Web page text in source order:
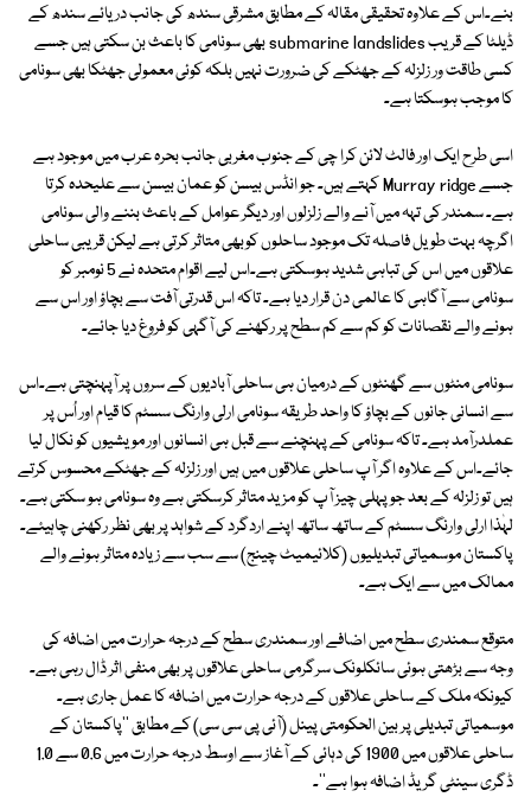
بنے۔اس کے علاوہ تحقیقی مقالہ کے مطابق مشرقی سندھ کی جانب دریائے سندھ کے
ڈیلٹا کے قریب submarine landslides بھی سونامی کا باعث بن سکتی ہیں جسے
کسی طاقت ور زلزلہ کے جھٹکے کی ضرورت نہیں بلکہ کوئی معمولی جھٹکا بھی سونامی
کا موجب ہوسکتا ہے۔
اسی طرح ایک اور فالٹ لائن کرا چی کے جنوب مغربی جانب بحرہ عرب میں موجود ہے
جسے Murray ridge کہتے ہیں۔ جو انڈس بیسن کو عمان بیسن سے علیحدہ کرتا
ہے۔ سمندر کی تہہ میں آنے والے زلزلوں اور دیگر عوامل کے باعث بننے والی سونامی
اگرچہ بہت طویل فاصلہ تک موجود ساحلوں کوبھی متاثر کرتی ہے لیکن قریبی ساحلی
علاقوں میں اس کی تباہی شدید ہوسکتی ہے۔اس لیے اقوام متحدہ نے 5 نومبر کو
سونامی سے آگاہی کا عالمی دن قرار دیا ہے۔ تاکہ اس قدرتی آفت سے بچاؤ اور اس سے
ہونے والے نقصانات کو کم سے کم سطح پر رکھنے کی آگہی کو فروغ دیا جائے۔
سونامی منٹوں سے گھنٹوں کے درمیان ہی ساحلی آبادیوں کے سروں پر آپہنچتی ہے۔اس
سے انسانی جانوں کے بچاؤ کا واحد طریقہ سونامی ارلی وارنگ سسٹم کا قیام اور اُس پر
عملدرآمد ہے۔ تاکہ سونامی کے پہنچنے سے قبل ہی انسانوں اور مویشیوں کو نکال لیا
جائے۔اس کے علاوہ اگر آپ ساحلی علاقوں میں ہیں اور زلزلہ کے جھٹکے محسوس کرتے
ہیں تو زلزلہ کے بعد جو پہلی چیز آپ کو مزید متاثر کرسکتی ہے وہ سونامی ہو سکتی ہے۔
لہٰذا ارلی وارنگ سسٹم کے ساتھ ساتھ اپنے اردگرد کے شواہد پر بھی نظر رکھنی چاہیئے۔
پاکستان موسمیاتی تبدیلیوں (کلائیمیٹ چینج) سے سب سے زیادہ متاثر ہونے والے
ممالک میں سے ایک ہے۔
متوقع سمندری سطح میں اضافے اور سمندری سطح کے درجہ حرارت میں اضافہ کی
وجہ سے بڑھتی ہوئی سائکلونک سرگرمی ساحلی علاقوں پر بھی منفی اثر ڈال رہی ہے۔
کیونکہ ملک کے ساحلی علاقوں کے درجہ حرارت میں اضافہ کا عمل جاری ہے۔
موسمیاتی تبدیلی پر بین الحکومتی پینل (آئی پی سی سی) کے مطابق ''پاکستان کے
ساحلی علاقوں میں 1900 کی دہائی کے آغاز سے اوسط درجہ حرارت میں 0.6 سے 1.0
ڈگری سینٹی گریڈ اضافہ ہوا ہے''۔